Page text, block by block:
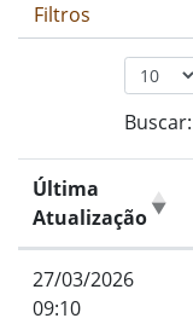
Filtros
Buscar:
Última
Atualização
27/03/2026
09:10